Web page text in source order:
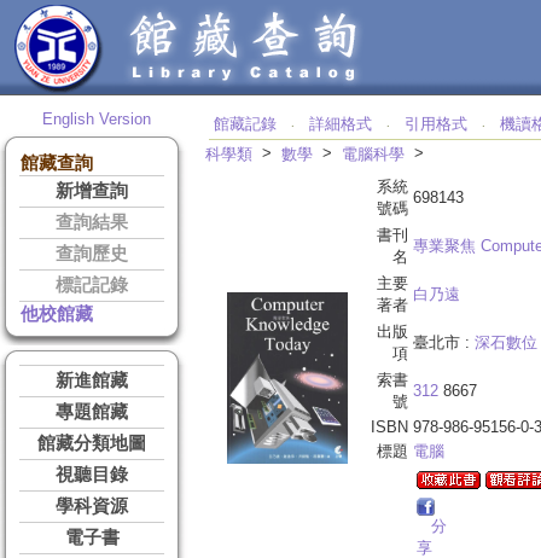
English Version
館藏查詢
新增查詢
查詢結果
查詢歷史
標記記錄
他校館藏
新進館藏
專題館藏
館藏分類地圖
視聽目錄
學科資源
電子書
館藏記錄 ‧ 詳細格式 ‧ 引用格式 ‧
機讀
科學類 > 數學 > 電腦科學 >
系統
號碼
698143
書刊
名
專業聚焦
主要
著者
白乃遠
出版
項
臺北市 : 深石數位
索書
號
312 8667
ISBN 978-986-95156-0-3
標題 電腦
分
享